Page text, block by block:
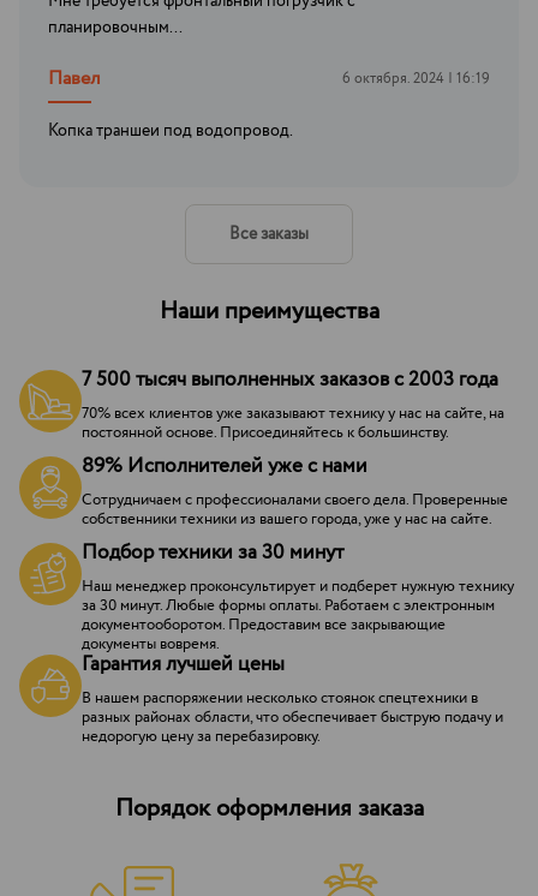
планировочным...
Павел 6 октября. 2024 | 16:19
Копка траншеи под водопровод.
Все заказы
Наши преимущества
7 500 тысяч выполненных заказов с 2003 года
70% всех клиентов уже заказывают технику у нас на сайте, на
постоянной основе. Присоединяйтесь к большинству.
89% Исполнителей уже с нами
Сотрудничаем с профессионалами своего дела. Проверенные
собственники техники из вашего города, уже у нас на сайте.
Подбор техники за 30 минут
Наш менеджер проконсультирует и подберет нужную технику
за 30 минут. Любые формы оплаты. Работаем с электронным
документооборотом. Предоставим все закрывающие
документы вовремя.
Гарантия лучшей цены
В нашем распоряжении несколько стоянок спецтехники в
разных районах области, что обеспечивает быструю подачу и
недорогую цену за перебазировку.
Порядок оформления заказа